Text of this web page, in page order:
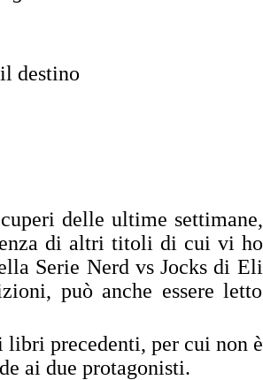
destino
delle ultime settimane,
di altri titoli di cui vi ho
Serie Nerd vs Jocks di Eli
può anche essere letto
precedenti, per cui non è
ai due protagonisti.